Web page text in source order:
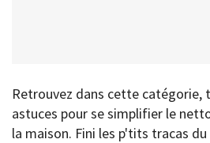
Retrouvez dans cette catégorie,
astuces pour se simplifier le
la maison. Fini les p'tits tracas